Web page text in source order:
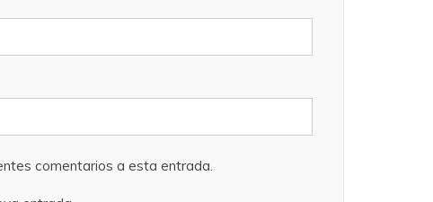
comentarios a esta entrada.